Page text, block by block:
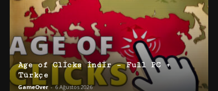
Age of Clicks İndir – Full PC +
Türkçe
GameOver - 6 Ağustos 2026